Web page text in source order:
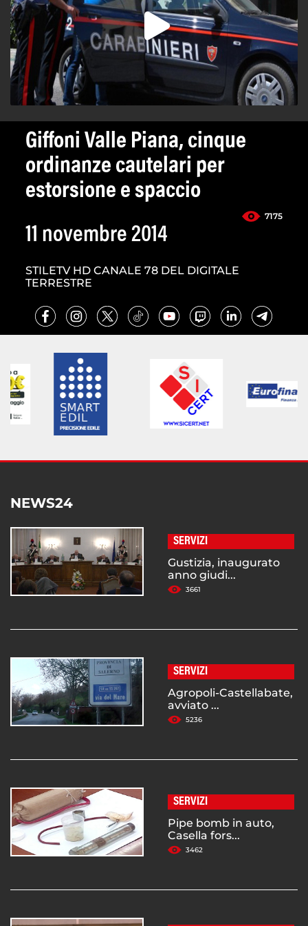
Giffoni Valle Piana, cinque
ordinanze cautelari per
estorsione e spaccio
7175
11 novembre 2014
STILETV HD CANALE 78 DEL DIGITALE
TERRESTRE
NEWS24
SERVIZI
Gustizia, inaugurato
anno giudi...
3661
SERVIZI
Agropoli-Castellabate,
avviato ...
5236
SERVIZI
Pipe bomb in auto,
Casella fors...
3462